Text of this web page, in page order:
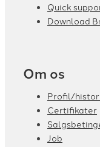
Quick
Download
Om os
Profil/
Certifikater
Job